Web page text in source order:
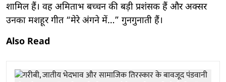
शामिल हैं। वह अमिताभ बच्चन की बड़ी प्रशंसक हैं और अक्सर
उनका मशहूर गीत “मेरे अंगने में…” गुनगुनाती हैं।
Also Read